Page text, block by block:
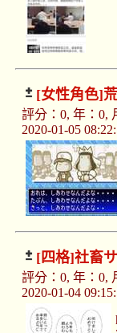
[女性角色]
評分：0, 年：0,
2020-01-05
[四格]社畜
評分：0, 年：0,
2020-01-04